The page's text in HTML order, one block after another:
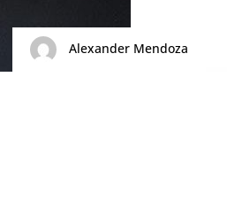
Alexander Mendoza